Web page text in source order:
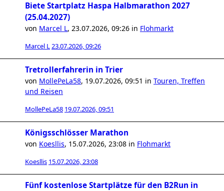
Biete Startplatz Haspa Halbmarathon 2027
(25.04.2027)
von Marcel L, 23.07.2026, 09:26 in Flohmarkt
Marcel L23.07.2026, 09:26
Tretrollerfahrerin in Trier
von MollePeLa58, 19.07.2026, 09:51 in Touren, Treffen
und Reisen
MollePeLa58 19.07.2026, 09:51
Königsschlösser Marathon
von Koesllis, 15.07.2026, 23:08 in Flohmarkt
Koesllis 15.07.2026, 23:08
Fünf kostenlose Startplätze für den B2Run in